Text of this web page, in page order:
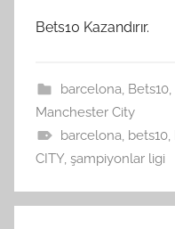
Bets10 Kazandırır.
barcelona, Bets10,
Manchester City
barcelona, bets10,
CITY, şampiyonlar ligi